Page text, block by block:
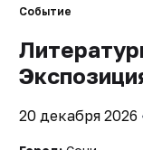
Событие
20 декабря 2026